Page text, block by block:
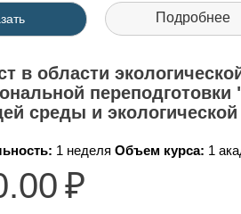
Подробнее
в области
среды и экологической
1 неделя Объем курса: 1
₽